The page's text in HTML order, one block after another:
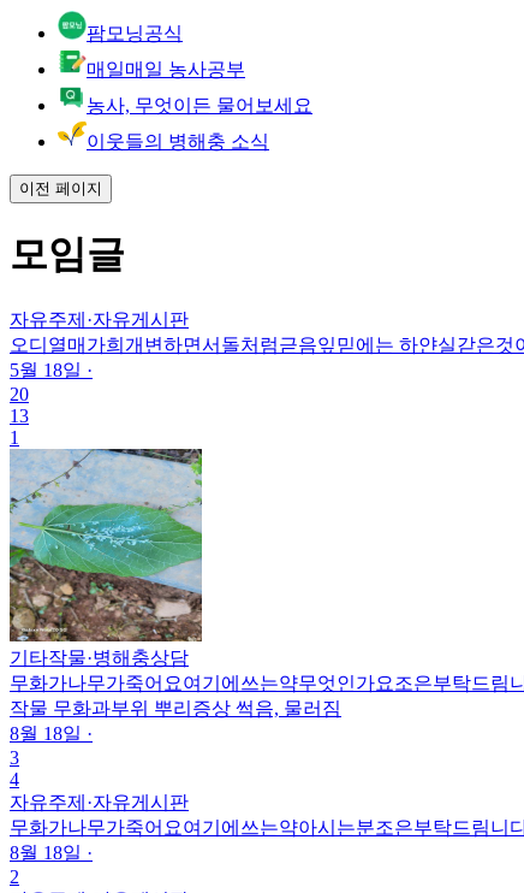
팜모닝공식
매일매일 농사공부
농사, 무엇이든 물어보세요
이웃들의 병해충 소식
이전 페이지
모임글
자유주제 ·자유게시판
오디열매가희개변하면서돌처럼귿음잎믿에는 하얀실갇은
5월 18일 ·
20
13
1
기타작물·병해충상담
무화가나무가죽어요여기에쓰는약무엇인가요조은부탁드림
작물 무화과부위 뿌리 증상 썩음, 물러짐
8월 18일 ·
3
4
자유주제 ·자유게시판
무화가나무가죽어요여기에쓰는약아시는분조은부탁드림니
8월 18일 ·
2